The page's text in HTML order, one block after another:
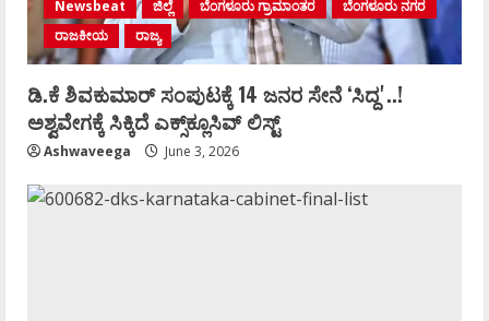
Newsbeat ಜಿಲ್ಲೆ ಬೆಂಗಳೂರು ಗ್ರಾಮಾಂತರ
ಬೆಂಗಳೂರು ನಗರ
ರಾಜಕೀಯ
ರಾಜ್ಯ
ಡಿ.ಕೆ ಶಿವಕುಮಾರ್‌ ಸಂಪುಟಕ್ಕೆ 14 ಜನರ ಸೇನೆ ʻಸಿದ್ದʼ..!
ಅಶ್ವವೇಗಕ್ಕೆ ಸಿಕ್ಕಿದೆ ಎಕ್ಸ್‌ಕ್ಲೂಸಿವ್‌ ಲಿಸ್ಟ್‌
Ashwaveega June 3, 2026